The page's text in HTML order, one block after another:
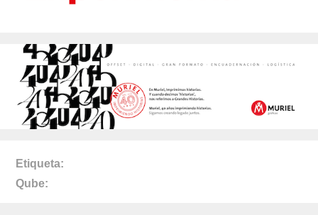
Etiqueta
Qube